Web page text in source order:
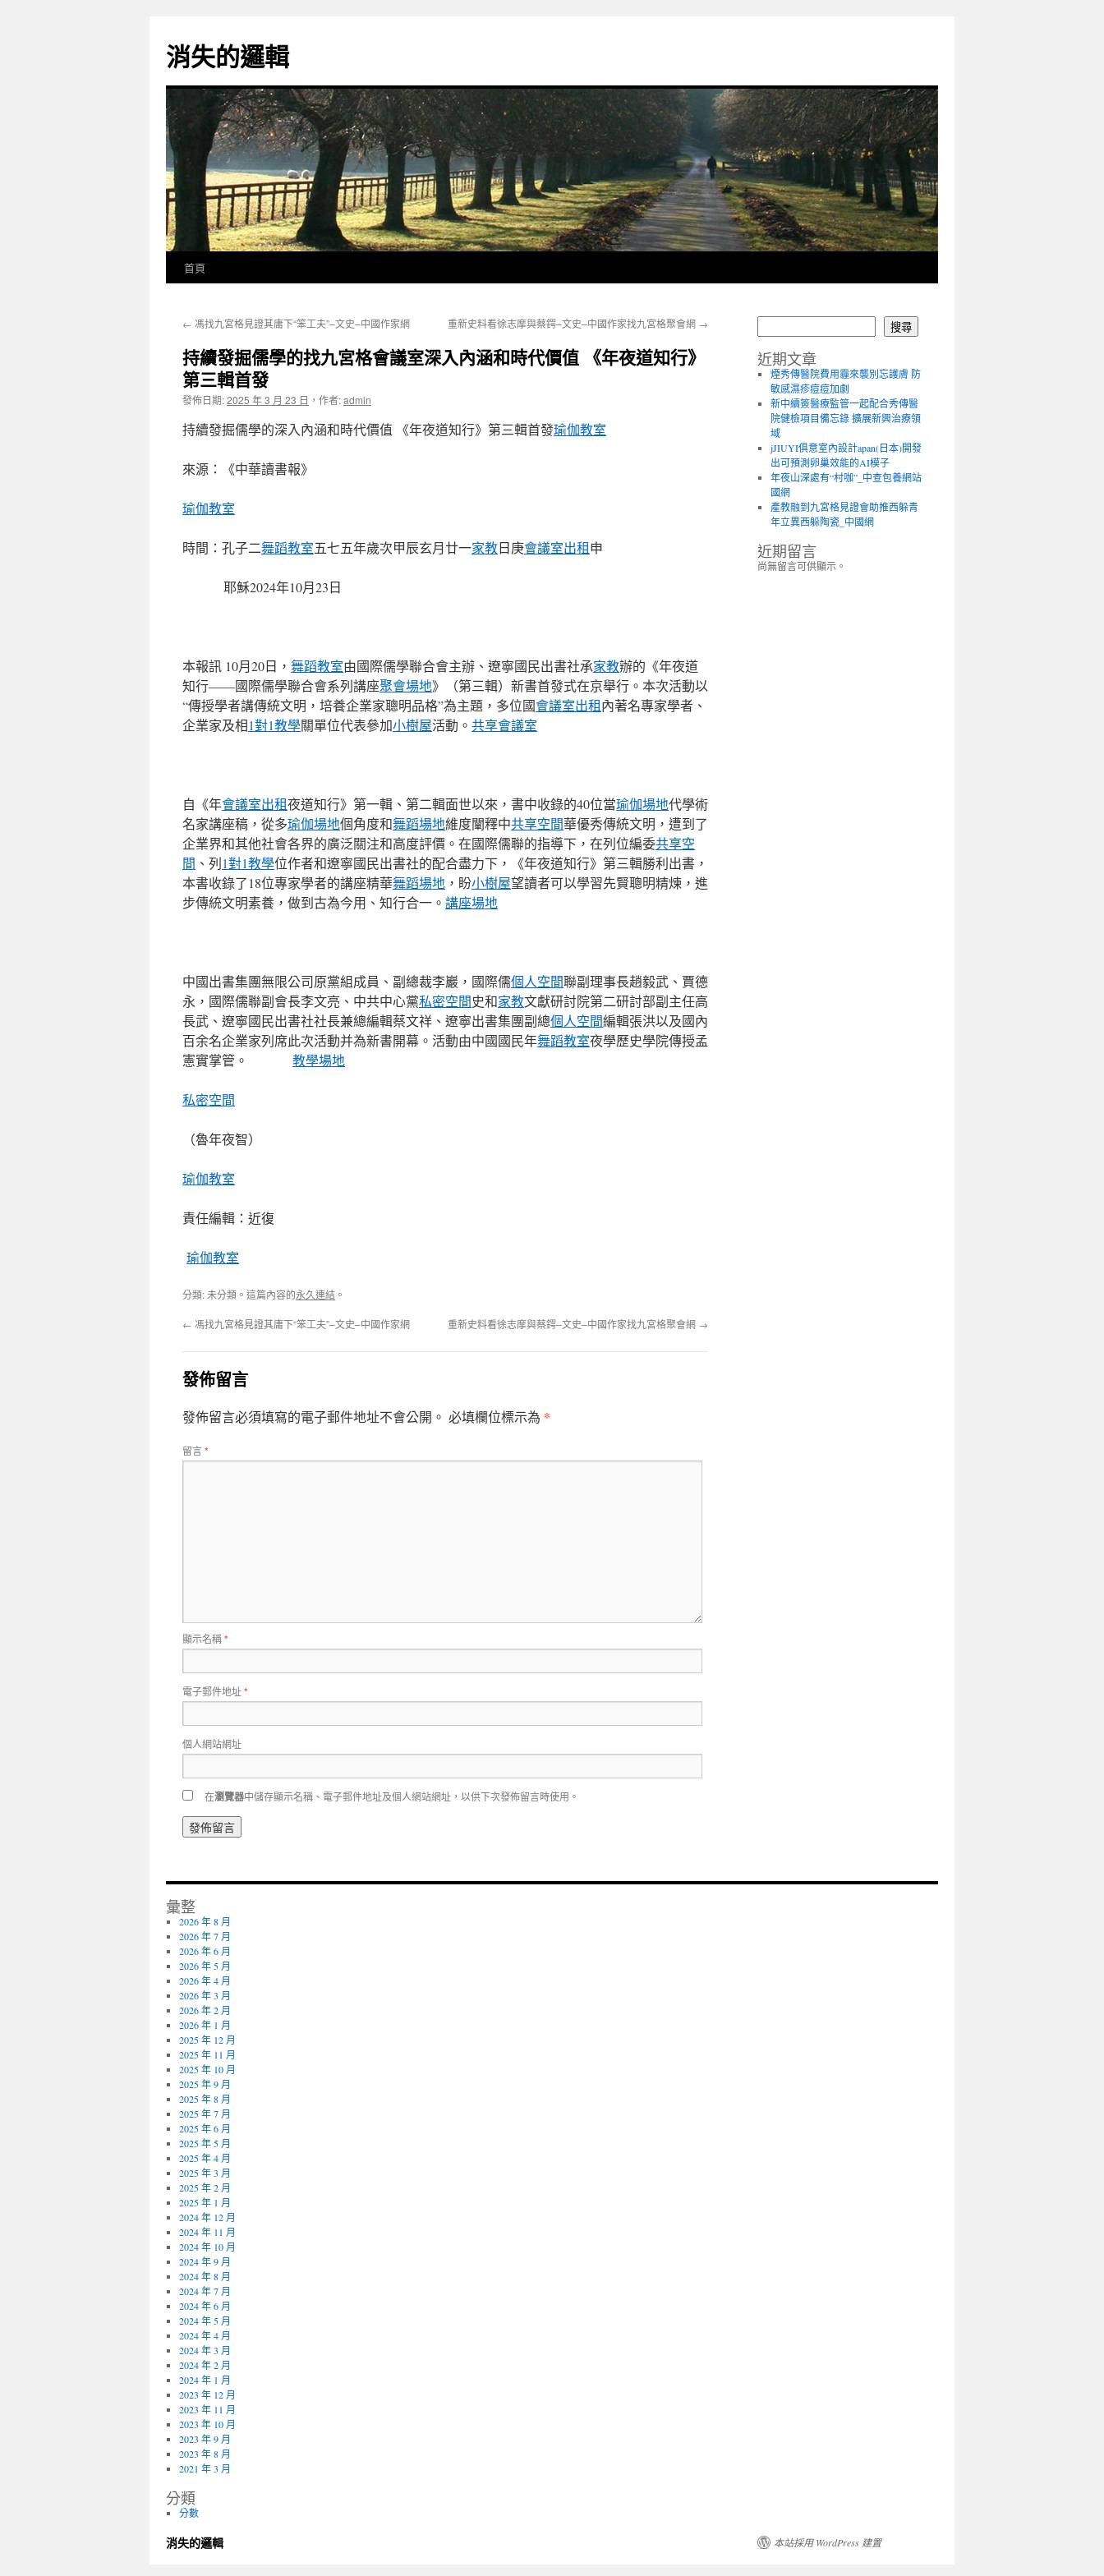
主
要
消失的邏輯
首頁
← 馮找九宮格見證其庸下“笨工夫”–文史–中國作家網 重新史料看徐志摩與蔡鍔–文史–中國作家找九宮格聚會網 →
持續發掘儒學的找九宮格會議室深入內涵和時代價值 《年夜道知行》
第三輯首發
發佈日期:2025 年 3 月 23 日 ， 作者:admin
持續發掘儒學的深入內涵和時代價值 《年夜道知行》第三輯首發瑜伽教室
來源：《中華讀書報》
瑜伽教室
時間：孔子二舞蹈教室五七五年歲次甲辰玄月廿一家教日庚會議室出租申
耶穌2024年10月23日
本報訊 10月20日， 舞蹈教室由國際儒學聯合會主辦、遼寧國民出書社承家教辦的《年夜道
知行——國際儒學聯合會系列講座聚會場地》（第三輯）新書首發式在京舉行。本次活動以
“傳授學者講傳統文明，培養企業家聰明品格”為主題，多位國會議室出租內著名專家學者、
企業家及相1對1教學關單位代表參加小樹屋活動。 共享會議室
自《年會議室出租夜道知行》第一輯、第二輯面世以來，書中收錄的40位當瑜伽場地代學術
名家講座稿，從多瑜伽場地個角度和舞蹈場地維度闡釋中共享空間華優秀傳統文明，遭到了
企業界和其他社會各界的廣泛關注和高度評價。在國際儒聯的指導下，在列位編委共享空
間 、列1對1教學位作者和遼寧國民出書社的配合盡力下，《年夜道知行》第三輯勝利出書，
本書收錄了18位專家學者的講座精華舞蹈場地 ，盼小樹屋望讀者可以學習先賢聰明精煉，進
步傳統文明素養，做到古為今用、知行合一。 講座場地
中國出書集團無限公司原黨組成員、副總裁李巖，國際儒個人空間聯副理事長趙毅武、賈德
永，國際儒聯副會長李文亮、中共中心黨私密空間史和家教文獻研討院第二研討部副主任高
長武、遼寧國民出書社社長兼總編輯蔡文祥、遼寧出書集團副總個人空間編輯張洪以及國內
百余名企業家列席此次活動并為新書開幕。活動由中國國民年舞蹈教室夜學歷史學院傳授孟
憲實掌管。 教學場地
私密空間
（魯年夜智）
瑜伽教室
責任編輯：近復
瑜伽教室
分類: 未分類。這篇內容的永久連結 。
← 馮找九宮格見證其庸下“笨工夫”–文史–中國作家網 重新史料看徐志摩與蔡鍔–文史–中國作家找九宮格聚會網 →
發佈留言
發佈留言必須填寫的電子郵件地址不會公開。 必填欄位標示為 *
留言*
顯示名稱*
電子郵件地址*
個人網站網址
在瀏覽器中儲存顯示名稱、電子郵件地址及個人網站網址，以供下次發佈留言時使用。
搜尋
近期文章
煙秀傳醫院費用霾來襲別忘護膚 防
敏感濕疹痘痘加劇
新中續簽醫療監管一起配合秀傳醫
院健檢項目備忘錄 擴展新興治療領
域
jJIUYI俱意室內設計apan(日本)開發
出可預測卵巢效能的AI模子
年夜山深處有“村咖”_中查包養網站
國網
產教融到九宮格見證會助推西躲青
年立異西躲陶瓷_中國網
近期留言
尚無留言可供顯示。
彙整
2026 年 8 月
2026 年 7 月
2026 年 6 月
2026 年 5 月
2026 年 4 月
2026 年 3 月
2026 年 2 月
2026 年 1 月
2025 年 12 月
2025 年 11 月
2025 年 10 月
2025 年 9 月
2025 年 8 月
2025 年 7 月
2025 年 6 月
2025 年 5 月
2025 年 4 月
2025 年 3 月
2025 年 2 月
2025 年 1 月
2024 年 12 月
2024 年 11 月
2024 年 10 月
2024 年 9 月
2024 年 8 月
2024 年 7 月
2024 年 6 月
2024 年 5 月
2024 年 4 月
2024 年 3 月
2024 年 2 月
2024 年 1 月
2023 年 12 月
2023 年 11 月
2023 年 10 月
2023 年 9 月
2023 年 8 月
2021 年 3 月
分類
分數
消失的邏輯 本站採用 WordPress 建置